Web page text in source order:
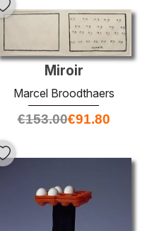
Details vermittelt
die jeden
sondern auch eine
für die
Arbeitsraums. Lassen
Eleganz und dem
Kunstwerke.
Miroir
Marcel Broodthaers
€153.00€91.80